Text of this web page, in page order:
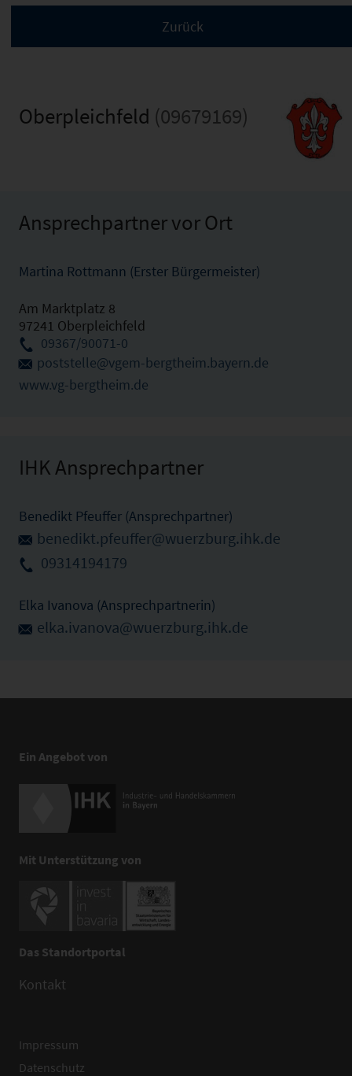
Oberpleichfeld (09679169)
Ansprechpartner vor Ort
Martina Rottmann (Erster Bürgermeister)
Am Marktplatz 8
97241 Oberpleichfeld
09367/90071-0
poststelle@vgem-bergtheim.bayern.de
www.vg-bergtheim.de
IHK Ansprechpartner
Benedikt Pfeuffer (Ansprechpartner)
benedikt.pfeuffer@wuerzburg.ihk.de
09314194179
Elka Ivanova (Ansprechpartnerin)
elka.ivanova@wuerzburg.ihk.de
Ein Angebot von
Mit Unterstützung von
Das Standortportal
Kontakt
Impressum
Datenschutz